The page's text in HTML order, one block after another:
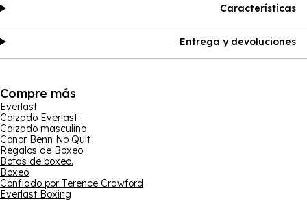
Características
Entrega y devoluciones
Compre más
Everlast
Calzado Everlast
Calzado masculino
Conor Benn No Quit
Regalos de Boxeo
Botas de boxeo.
Boxeo
Confiado por Terence Crawford
Everlast Boxing